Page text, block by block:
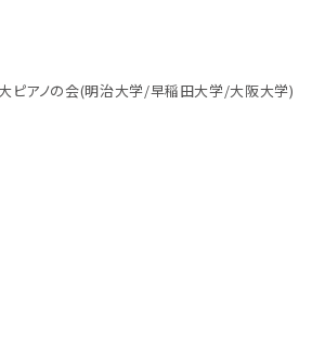
ピアノの会(明治大学/早稲田大学/大阪大学)